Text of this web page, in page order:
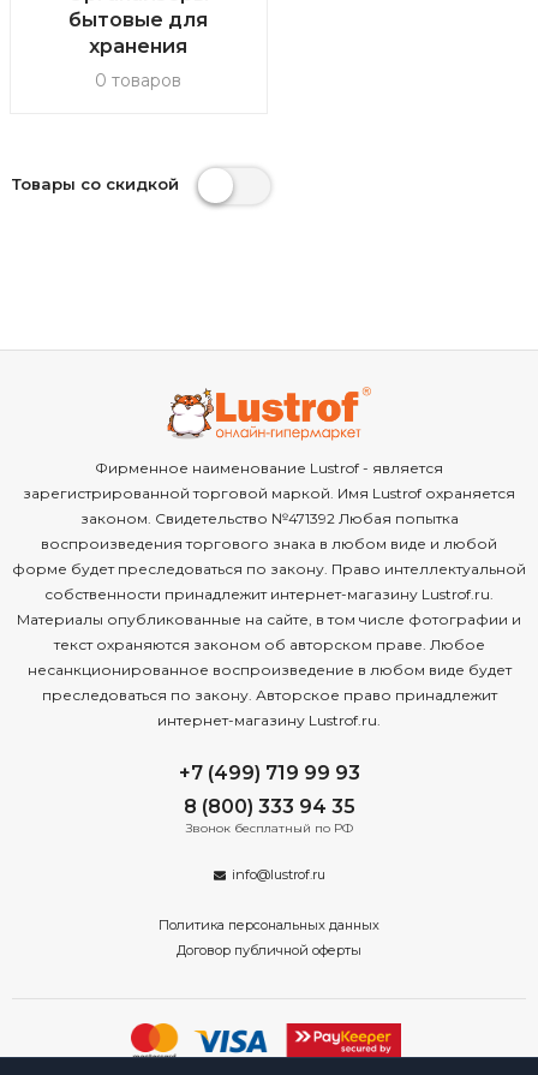
бытовые для
хранения
0 товаров
Товары со скидкой
Фирменное наименование Lustrof - является
зарегистрированной торговой маркой. Имя Lustrof охраняется
законом. Свидетельство №471392 Любая попытка
воспроизведения торгового знака в любом виде и любой
форме будет преследоваться по закону. Право интеллектуальной
собственности принадлежит интернет-магазину Lustrof.ru.
Материалы опубликованные на сайте, в том числе фотографии и
текст охраняются законом об авторском праве. Любое
несанкционированное воспроизведение в любом виде будет
преследоваться по закону. Авторское право принадлежит
интернет-магазину Lustrof.ru.
+7 (499) 719 99 93
8 (800) 333 94 35
Звонок бесплатный по РФ
info@lustrof.ru
Политика персональных данных
Договор публичной оферты